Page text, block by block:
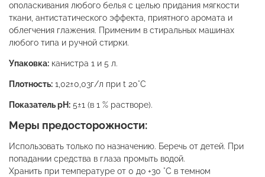
ополаскивания любого белья с целью придания мягкости
ткани, антистатического эффекта, приятного аромата и
облегчения глажения. Применим в стиральных машинах
любого типа и ручной стирки.
Упаковка: канистра 1 и 5 л.
Плотность: 1,02±0,03г/л при t 20°C
Показатель pH: 5±1 (в 1 % растворе).
Меры предосторожности:
Использовать только по назначению. Беречь от детей. При
попадании средства в глаза промыть водой.
Хранить при температуре от 0 до +30 °С в темном